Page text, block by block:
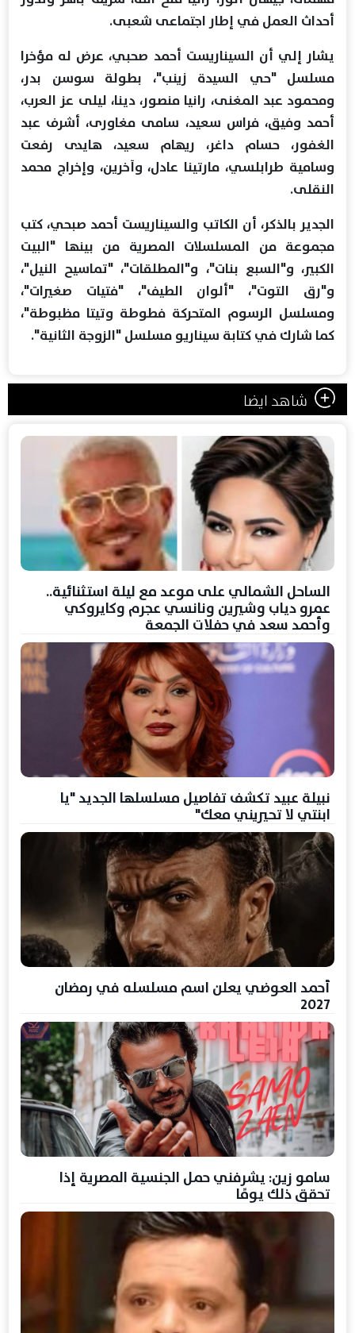
أحداث العمل في إطار اجتماعى شعبى.
يشار إلي أن السيناريست أحمد صحبي، عرض له مؤخرا
مسلسل "حي السيدة زينب"، بطولة سوسن بدر،
ومحمود عبد المغنى، رانيا منصور، دينا، ليلى عز العرب،
أحمد وفيق، فراس سعيد، سامى مغاورى، أشرف عبد
الغفور، حسام داغر، ريهام سعيد، هايدى رفعت
وسامية طرابلسي، مارتينا عادل، وآخرين، وإخراج محمد
النقلى.
الجدير بالذكر، أن الكاتب والسيناريست أحمد صبحي، كتب
مجموعة من المسلسلات المصرية من بينها "البيت
الكبير، و"السبع بنات"، و"المطلقات"، "تماسيح النيل"،
و"رق التوت"، "ألوان الطيف"، "فتيات صغيرات"،
ومسلسل الرسوم المتحركة فطوطة وتيتا مظبوطة"،
كما شارك في كتابة سيناريو مسلسل "الزوجة الثانية".
شاهد ايضا
الساحل الشمالي على موعد مع ليلة استثنائية..
عمرو دياب وشيرين ونانسي عجرم وكايروكي
وأحمد سعد في حفلات الجمعة
نبيلة عبيد تكشف تفاصيل مسلسلها الجديد "يا
ابنتي لا تحيريني معك"
أحمد العوضي يعلن اسم مسلسله في رمضان
2027
سامو زين: يشرفني حمل الجنسية المصرية إذا
تحقق ذلك يومًا